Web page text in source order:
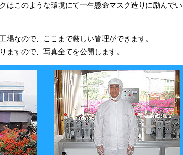
はこのような環境にて一生懸命マスク造りに励んでい
場なので、ここまで厳しい管理ができます。
ますので、写真全てを公開します。